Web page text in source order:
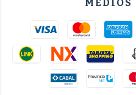
MEDIOS